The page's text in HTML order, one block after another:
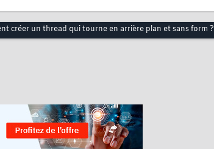
créer un thread qui tourne en arrière plan et sans form ?